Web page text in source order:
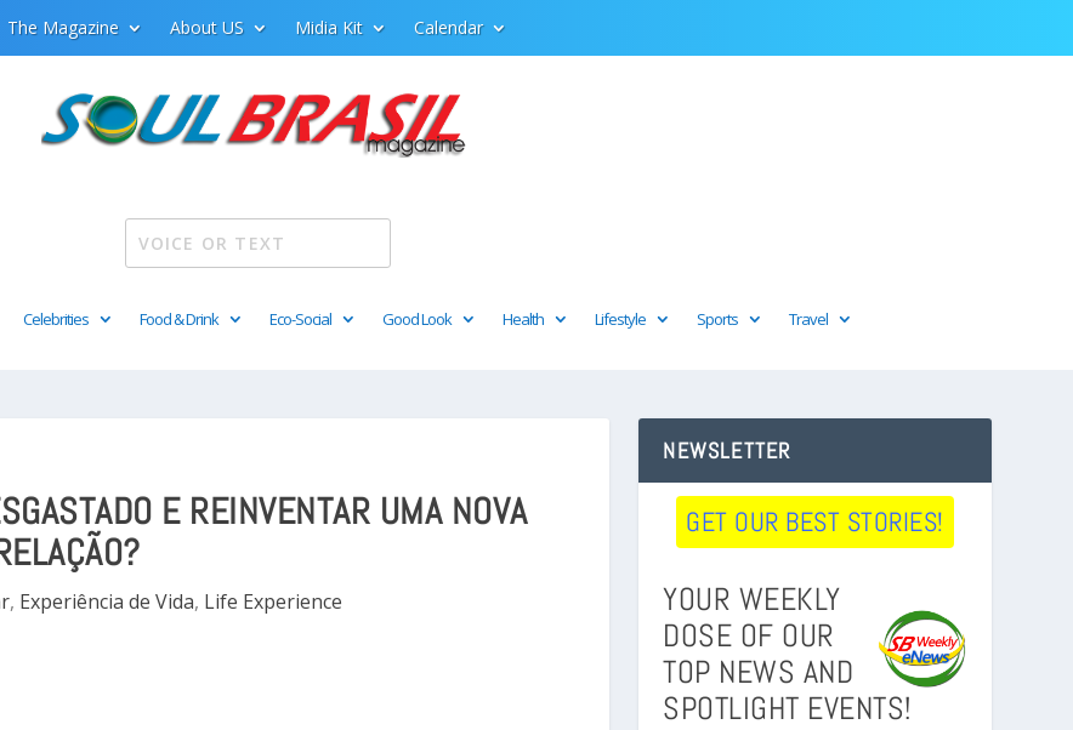
The Magazine About US Midia Kit Calendar
Celebrities Food & Drink Eco-Social Good Look Health Lifestyle Sports Travel
E REINVENTAR UMA NOVA
, Experiência de Vida, Life Experience
NEWSLETTER
GET OUR BEST STORIES!
YOUR WEEKLY
DOSE OF OUR
TOP NEWS AND
SPOTLIGHT EVENTS!